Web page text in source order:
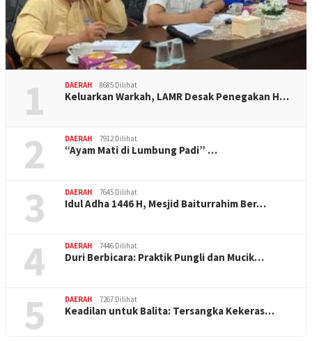
1 DAERAH 8685 Dilihat
Keluarkan Warkah, LAMR Desak Penegakan H…
2 DAERAH 7912 Dilihat
“Ayam Mati di Lumbung Padi” …
3 DAERAH 7645 Dilihat
Idul Adha 1446 H, Mesjid Baiturrahim Ber…
4 DAERAH 7446 Dilihat
Duri Berbicara: Praktik Pungli dan Mucik…
5 DAERAH 7267 Dilihat
Keadilan untuk Balita: Tersangka Kekeras…